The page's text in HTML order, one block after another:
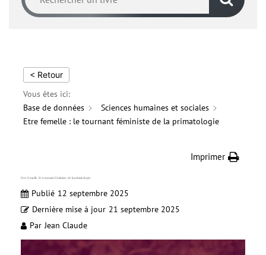
< Retour
Vous êtes ici:
Base de données
Sciences humaines et sociales
Etre femelle : le tournant féministe de la primatologie
Imprimer
Etre femelle : le tournant féministe de la primatologie
Publié 12 septembre 2025
Dernière mise à jour 21 septembre 2025
Par Jean Claude